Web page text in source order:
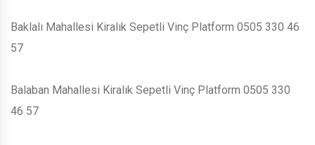
Baklalı Mahallesi Kiralık Sepetli Vinç Platform 0505 330 46
57
Balaban Mahallesi Kiralık Sepetli Vinç Platform 0505 330
46 57